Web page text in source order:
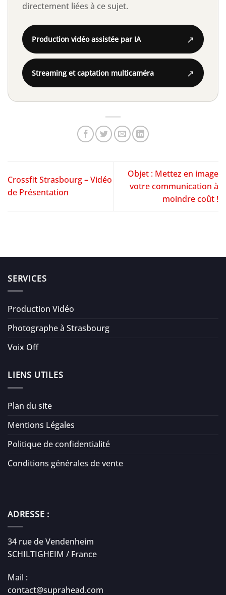
directement liées à ce sujet.
Production vidéo assistée par IA ↗
Streaming et captation multicaméra ↗
Crossfit Strasbourg – Vidéo
de Présentation
Objet : Mettez en image
votre communication à
moindre coût !
SERVICES
Production Vidéo
Photographe à Strasbourg
Voix Off
LIENS UTILES
Plan du site
Mentions Légales
Politique de confidentialité
Conditions générales de vente
ADRESSE :
34 rue de Vendenheim
SCHILTIGHEIM / France
Mail :
contact@suprahead.com